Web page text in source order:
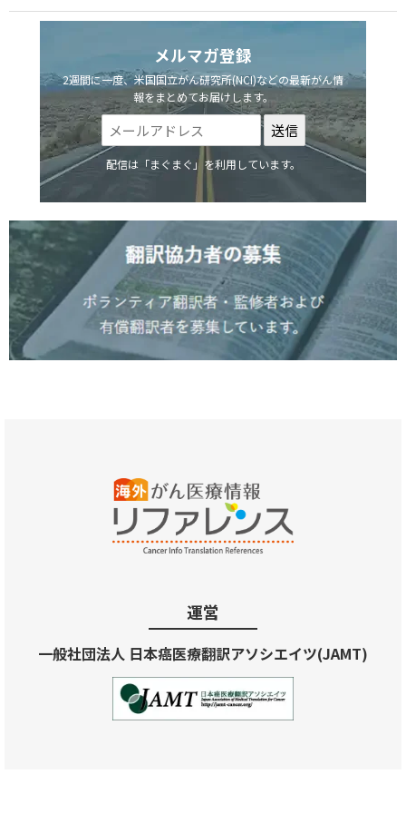
メルマガ登録
2週間に一度、米国国立がん研究所(NCI)などの最新がん情
報をまとめてお届けします。
配信は「まぐまぐ」を利用しています。
運営
一般社団法人 日本癌医療翻訳アソシエイツ(JAMT)